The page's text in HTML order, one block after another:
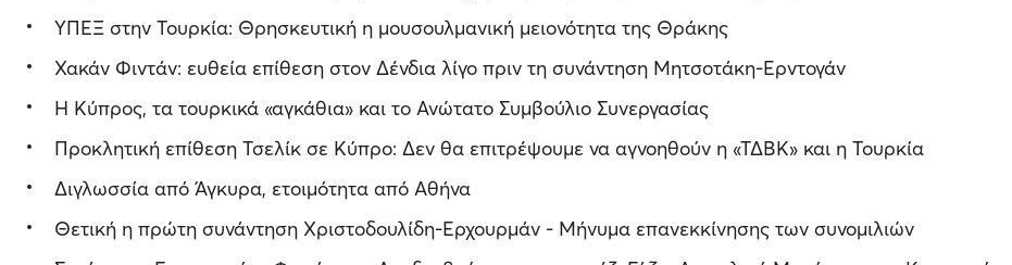
ΥΠΕΞ στην Τουρκία: Θρησκευτική η μουσουλμανική μειονότητα της Θράκης
Χακάν Φιντάν: ευθεία επίθεση στον Δένδια λίγο πριν τη συνάντηση Μητσοτάκη-Ερντογάν
Η Κύπρος, τα τουρκικά «αγκάθια» και το Ανώτατο Συμβούλιο Συνεργασίας
Προκλητική επίθεση Τσελίκ σε Κύπρο: Δεν θα επιτρέψουμε να αγνοηθούν η «ΤΔΒΚ» και η Τουρκία
Διγλωσσία από Άγκυρα, ετοιμότητα από Αθήνα
Θετική η πρώτη συνάντηση Χριστοδουλίδη-Ερχουρμάν - Μήνυμα επανεκκίνησης των συνομιλιών